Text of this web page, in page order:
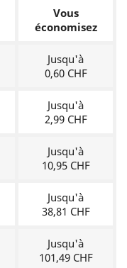
Vous
économisez
Jusqu'à
0,60 CHF
Jusqu'à
2,99 CHF
Jusqu'à
10,95 CHF
Jusqu'à
38,81 CHF
Jusqu'à
101,49 CHF